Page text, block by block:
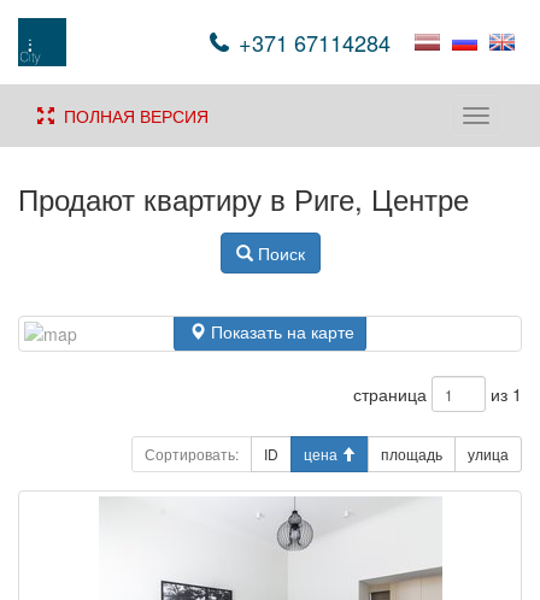
+371 67114284
Toggle
ПОЛНАЯ ВЕРСИЯ
Продают квартиру в Риге, Центре
Поиск
Показать на карте
страница из 1
Сортировать: ID цена площадь улица